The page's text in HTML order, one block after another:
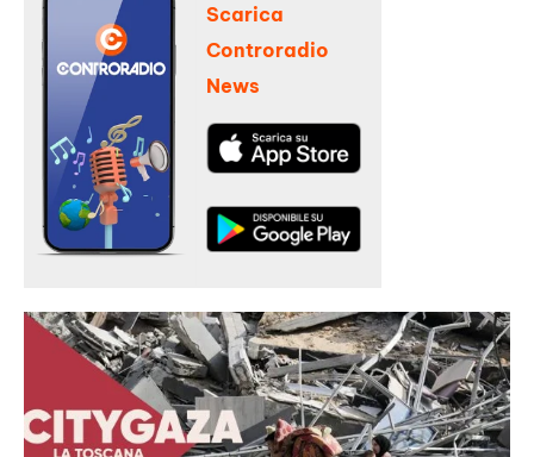
Scarica
Controradio
News